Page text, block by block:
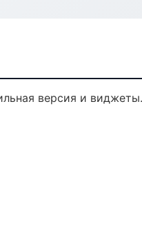
версия и виджеты.